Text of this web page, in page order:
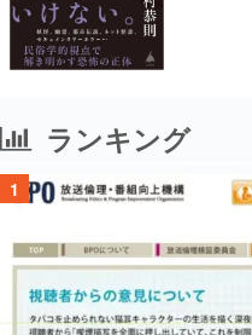
ランキング
1